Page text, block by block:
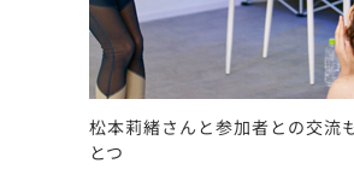
松本莉緒さんと参加者との交流
とつ